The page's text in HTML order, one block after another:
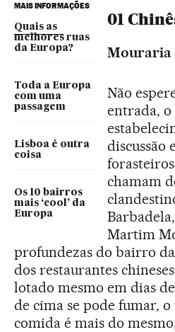
MAIS INFORMAÇÕES
Quais as
melhores ruas
da Europa?
Toda a Europa
com uma
passagem
Lisboa é outra
coisa
Os 10 bairros
mais ‘cool’ da
Europa
01
Mouraria
Não
entrada, o
discussão
chamam
Martim
profundezas do bairro
dos restaurantes
lotado mesmo em dias
de cima se pode fumar,
comida é mais do